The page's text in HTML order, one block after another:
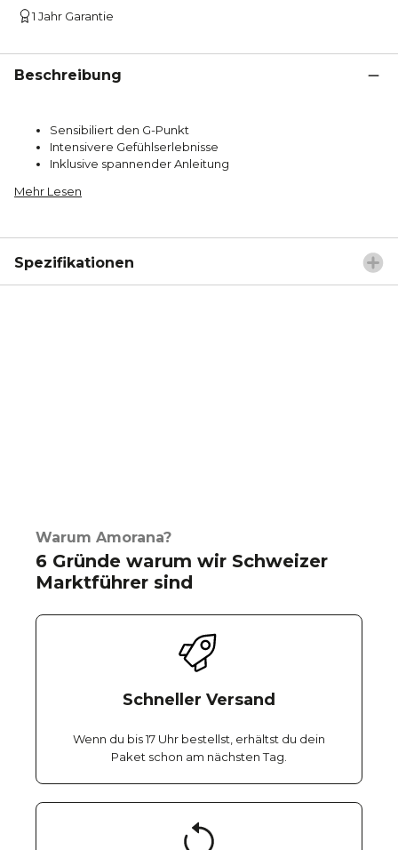
1 Jahr Garantie
Beschreibung
Sensibiliert den G-Punkt
Intensivere Gefühlserlebnisse
Inklusive spannender Anleitung
Mehr Lesen
Spezifikationen
Warum Amorana?
6 Gründe warum wir Schweizer
Marktführer sind
Schneller Versand
Wenn du bis 17 Uhr bestellst, erhältst du dein
Paket schon am nächsten Tag.